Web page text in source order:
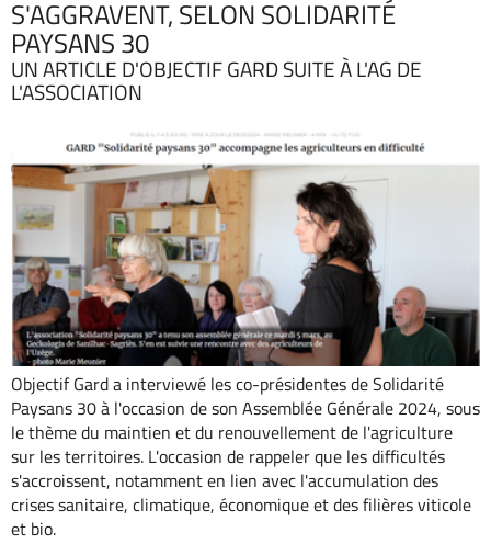
S'AGGRAVENT, SELON SOLIDARITÉ
PAYSANS 30
UN ARTICLE D'OBJECTIF GARD SUITE À L'AG DE
L'ASSOCIATION
Objectif Gard a interviewé les co-présidentes de Solidarité
Paysans 30 à l'occasion de son Assemblée Générale 2024, sous
le thème du maintien et du renouvellement de l'agriculture
sur les territoires. L'occasion de rappeler que les difficultés
s'accroissent, notamment en lien avec l'accumulation des
crises sanitaire, climatique, économique et des filières viticole
et bio.